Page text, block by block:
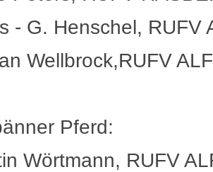
- G. Henschel, RUFV
Wellbrock,RUFV
Pferd:
Wörtmann, RUFV